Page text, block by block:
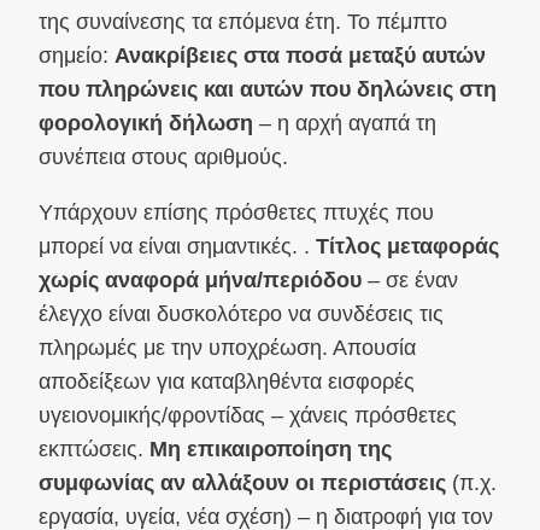
της συναίνεσης τα επόμενα έτη. Το πέμπτο
σημείο: Ανακρίβειες στα ποσά μεταξύ αυτών
που πληρώνεις και αυτών που δηλώνεις στη
φορολογική δήλωση – η αρχή αγαπά τη
συνέπεια στους αριθμούς.
Υπάρχουν επίσης πρόσθετες πτυχές που
μπορεί να είναι σημαντικές. . Τίτλος μεταφοράς
χωρίς αναφορά μήνα/περιόδου – σε έναν
έλεγχο είναι δυσκολότερο να συνδέσεις τις
πληρωμές με την υποχρέωση. Απουσία
αποδείξεων για καταβληθέντα εισφορές
υγειονομικής/φροντίδας – χάνεις πρόσθετες
εκπτώσεις. Μη επικαιροποίηση της
συμφωνίας αν αλλάξουν οι περιστάσεις (π.χ.
εργασία, υγεία, νέα σχέση) – η διατροφή για τον